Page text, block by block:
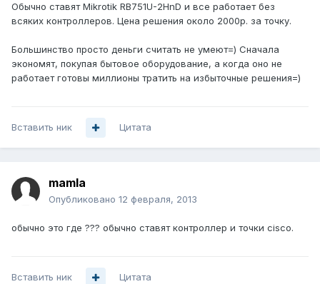
Обычно ставят Mikrotik RB751U-2HnD и все работает без
всяких контроллеров. Цена решения около 2000р. за точку.
Большинство просто деньги считать не умеют=) Сначала
экономят, покупая бытовое оборудование, а когда оно не
работает готовы миллионы тратить на избыточные решения=)
Вставить ник Цитата
mamla
Опубликовано 12 февраля, 2013
обычно это где ??? обычно ставят контроллер и точки cisco.
Вставить ник Цитата